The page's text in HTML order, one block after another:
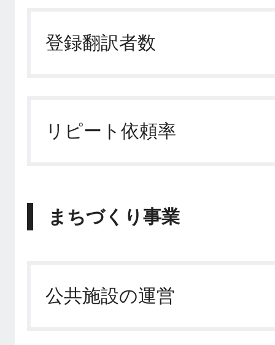
登録翻訳者数
リピート依頼率
まちづくり事業
公共施設の運営